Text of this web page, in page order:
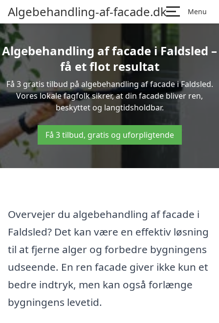
Algebehandling-af-facade.dk Menu
Algebehandling af facade i Faldsled –
få et flot resultat
Få 3 gratis tilbud på algebehandling af facade i Faldsled.
Vores lokale fagfolk sikrer, at din facade bliver ren,
beskyttet og langtidsholdbar.
Få 3 tilbud, gratis og uforpligtende
Overvejer du algebehandling af facade i
Faldsled? Det kan være en effektiv løsning
til at fjerne alger og forbedre bygningens
udseende. En ren facade giver ikke kun et
bedre indtryk, men kan også forlænge
bygningens levetid.